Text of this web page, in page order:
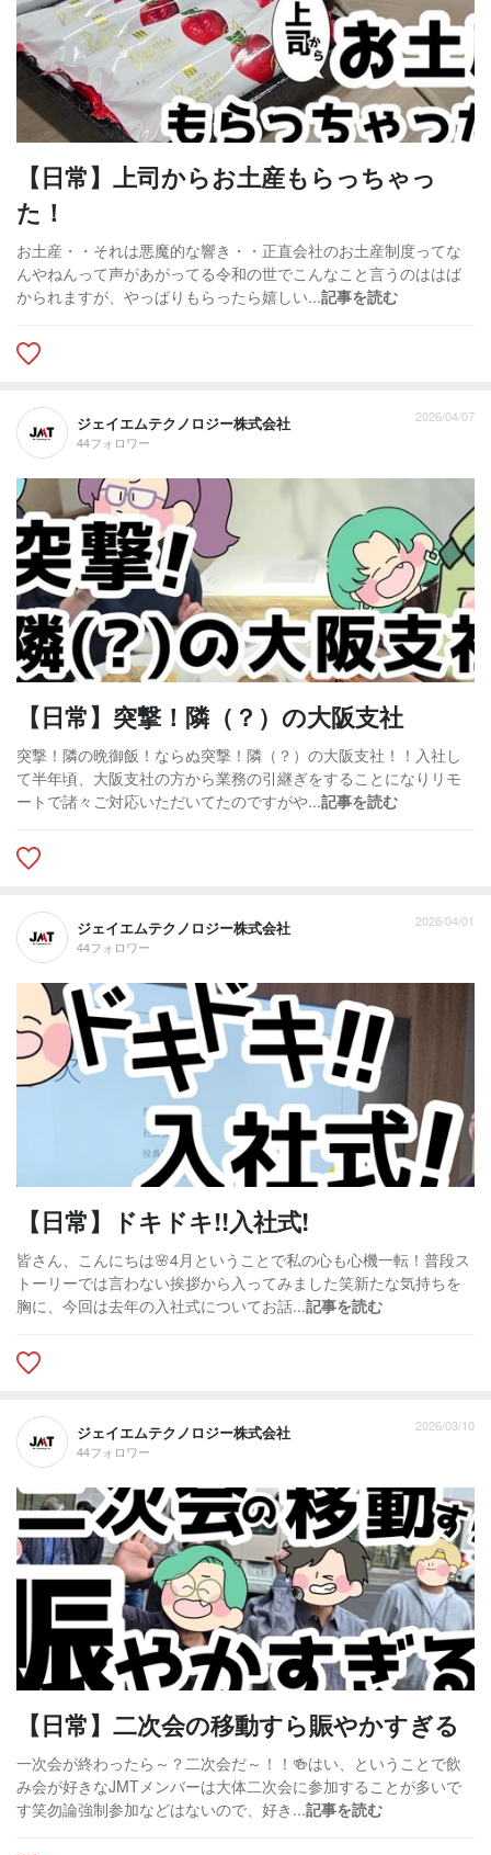
【日常】上司からお土産もらっちゃっ
た！
お土産・・それは悪魔的な響き・・正直会社のお土産制度ってな
んやねんって声があがってる令和の世でこんなこと言うのははば
かられますが、やっぱりもらったら嬉しい...記事を読む
ジェイエムテクノロジー株式会社
44フォロワー
2026/04/07
【日常】突撃！隣（？）の大阪支社
突撃！隣の晩御飯！ならぬ突撃！隣（？）の大阪支社！！入社し
て半年頃、大阪支社の方から業務の引継ぎをすることになりリモ
ートで諸々ご対応いただいてたのですがや...記事を読む
ジェイエムテクノロジー株式会社
44フォロワー
2026/04/01
【日常】ドキドキ!!入社式!
皆さん、こんにちは🌸4月ということで私の心も心機一転！普段ス
トーリーでは言わない挨拶から入ってみました笑新たな気持ちを
胸に、今回は去年の入社式についてお話...記事を読む
ジェイエムテクノロジー株式会社
44フォロワー
2026/03/10
【日常】二次会の移動すら賑やかすぎる
一次会が終わったら～？二次会だ～！！🍻はい、ということで飲
み会が好きなJMTメンバーは大体二次会に参加することが多いで
す笑勿論強制参加などはないので、好き...記事を読む